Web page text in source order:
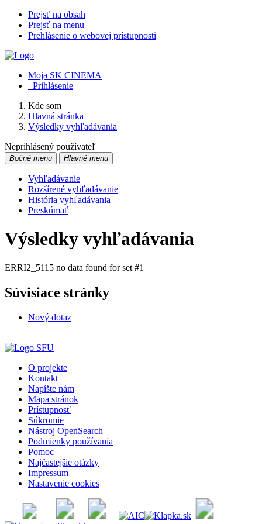
Prejsť na obsah
Prejsť na menu
Prehlásenie o webovej prístupnosti
Moja SK CINEMA
Prihlásenie
Kde som
Hlavná stránka
Výsledky vyhľadávania
Neprihlásený používateľ
Bočné menu Hlavné menu
Vyhľadávanie
Rozšírené vyhľadávanie
História vyhľadávania
Preskúmať
Výsledky vyhľadávania
ERRI2_5115 no data found for set #1
Súvisiace stránky
Nový dotaz
O projekte
Kontakt
Napíšte nám
Mapa stránok
Prístupnosť
Súkromie
Nástroj OpenSearch
Podmienky používania
Pomoc
Najčastejšie otázky
Impressum
Nastavenie cookies